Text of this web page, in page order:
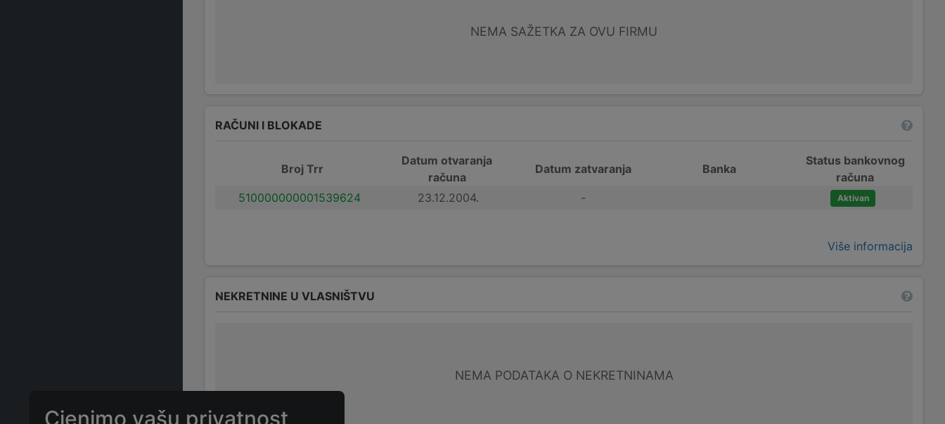
NEMA SAŽETKA ZA OVU FIRMU
RAČUNI I BLOKADE
Broj Trr
Datum otvaranja
računa
Datum zatvaranja Banka
Status bankovnog
računa
510000000001539624
23.12.2004. - Aktivan
Više informacija
NEKRETNINE U VLASNIŠTVU
NEMA PODATAKA O NEKRETNINAMA
Cjenimo vašu privatnost